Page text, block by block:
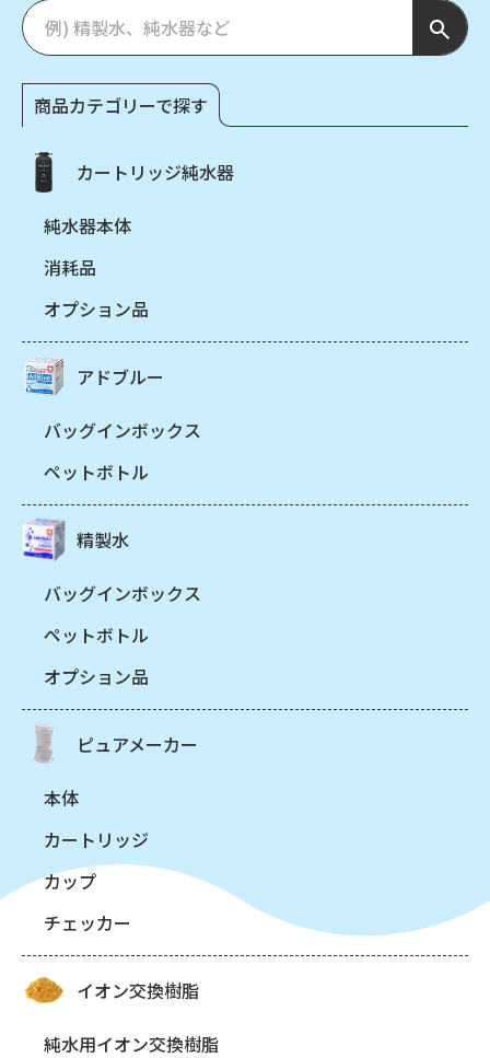
商品カテゴリーで探す
カートリッジ純水器
純水器本体
消耗品
オプション品
アドブルー
バッグインボックス
ペットボトル
精製水
バッグインボックス
ペットボトル
オプション品
ピュアメーカー
本体
カートリッジ
カップ
チェッカー
イオン交換樹脂
純水用イオン交換樹脂